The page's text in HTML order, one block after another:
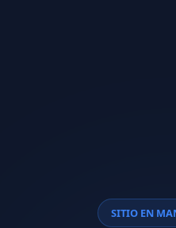
SITIO EN